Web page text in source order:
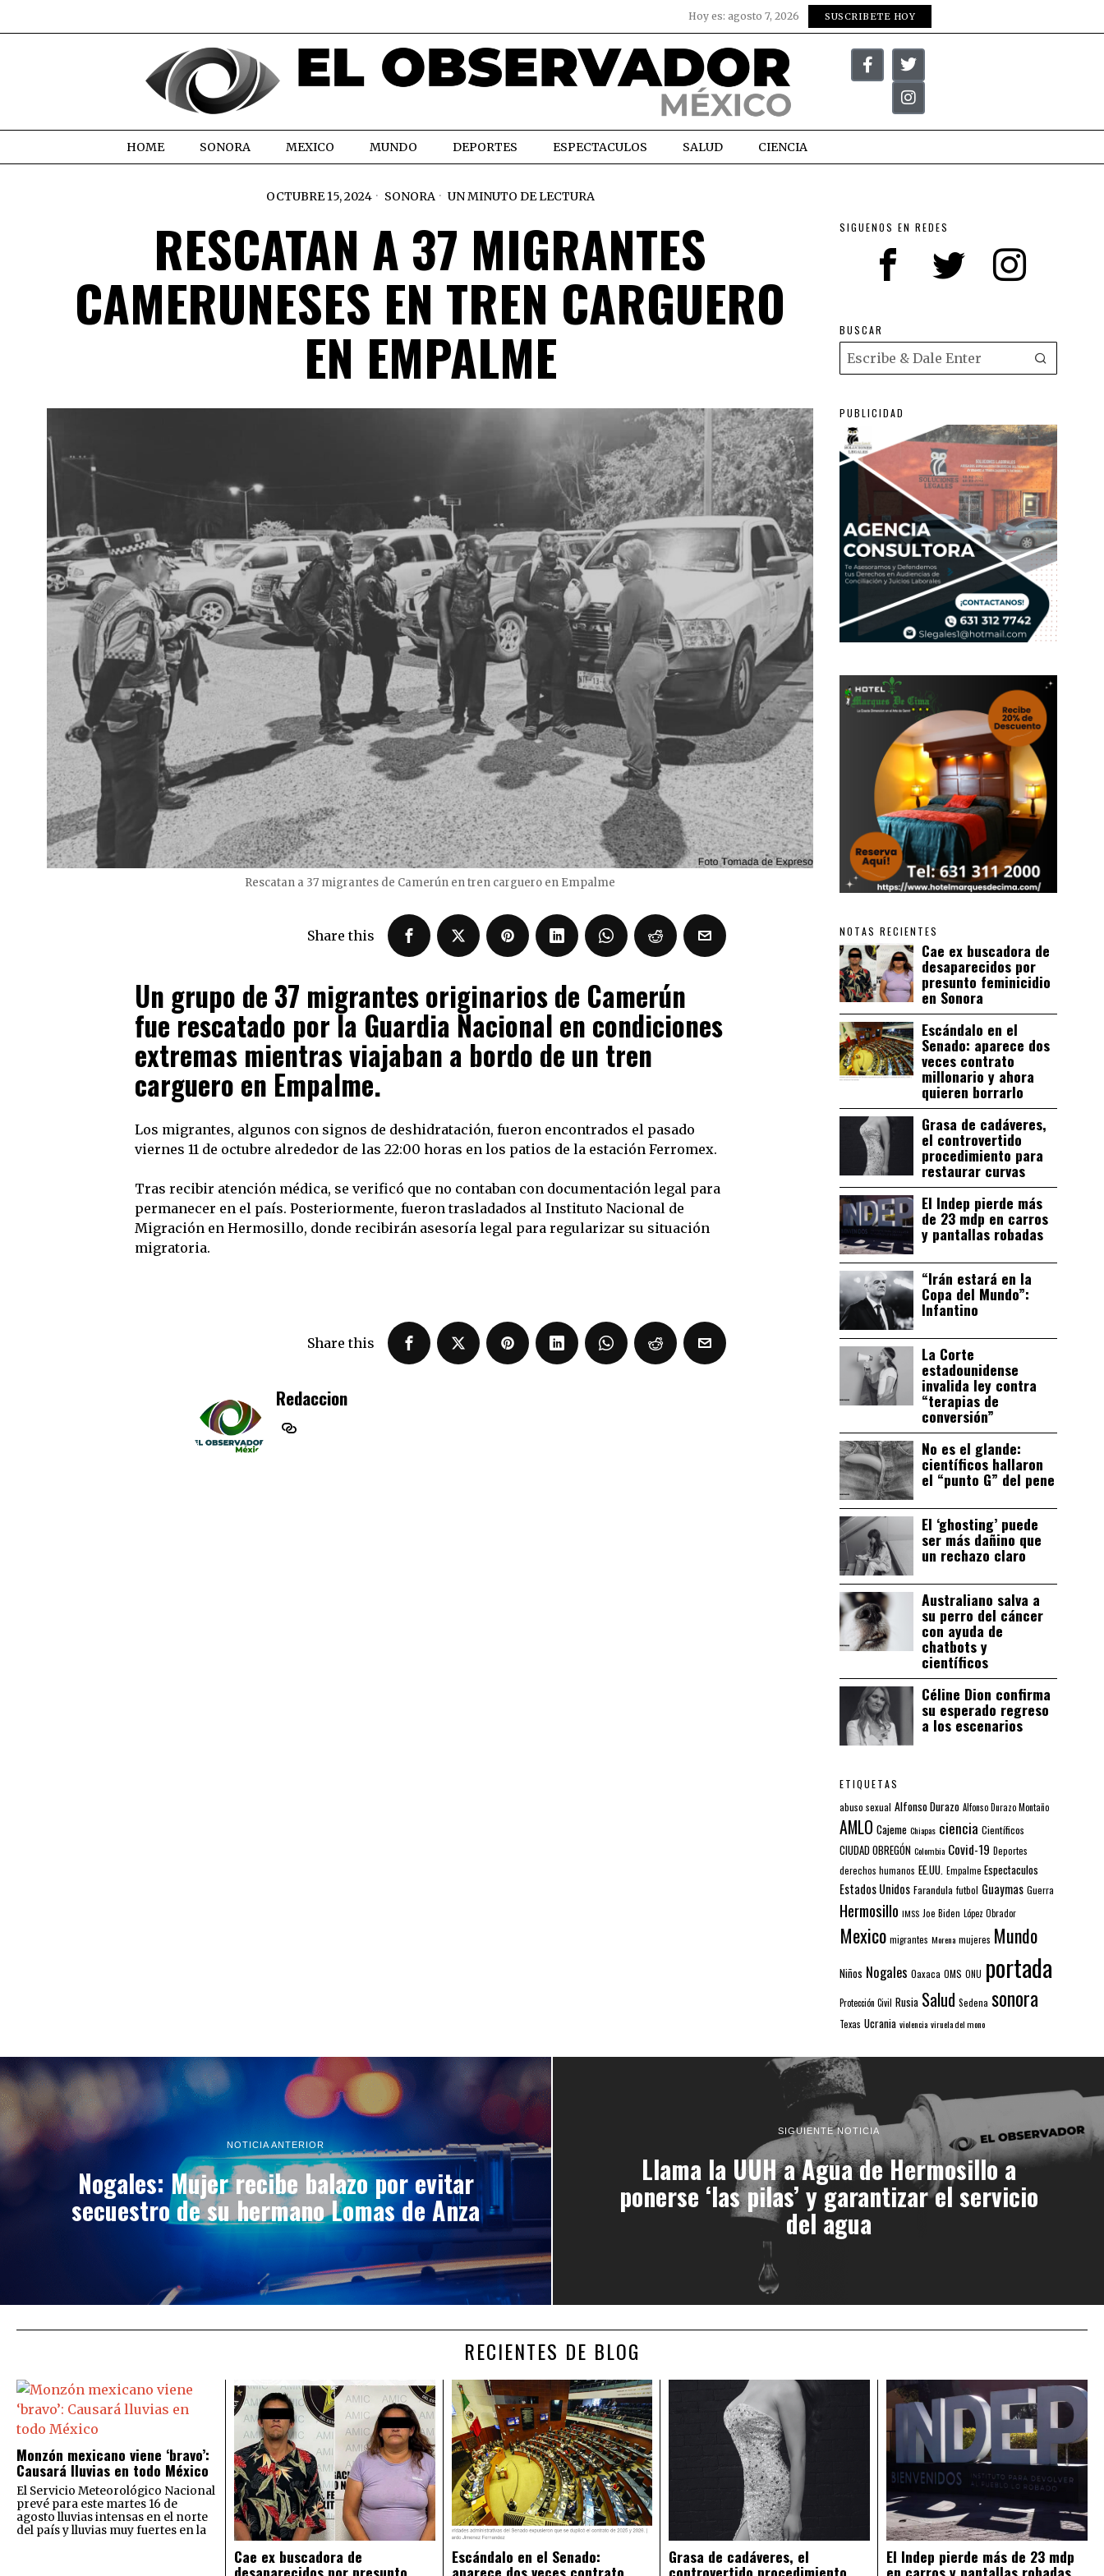
Hoy es: agosto 7, 2026 SUSCRIBETE HOY
HOME SONORA MEXICO MUNDO DEPORTES ESPECTACULOS SALUD CIENCIA
OCTUBRE 15, 2024 SONORA UN MINUTO DE LECTURA
RESCATAN A 37 MIGRANTES
CAMERUNESES EN TREN CARGUERO
EN EMPALME
Rescatan a 37 migrantes de Camerún en tren carguero en Empalme
Share this
Un grupo de 37 migrantes originarios de Camerún
fue rescatado por la Guardia Nacional en condiciones
extremas mientras viajaban a bordo de un tren
carguero en Empalme.
Los migrantes, algunos con signos de deshidratación, fueron encontrados el pasado
viernes 11 de octubre alrededor de las 22:00 horas en los patios de la estación Ferromex.
Tras recibir atención médica, se verificó que no contaban con documentación legal para
permanecer en el país. Posteriormente, fueron trasladados al Instituto Nacional de
Migración en Hermosillo, donde recibirán asesoría legal para regularizar su situación
migratoria.
Share this
Redaccion
SIGUENOS EN REDES
BUSCAR
PUBLICIDAD
NOTAS RECIENTES
Cae ex buscadora de
desaparecidos por
presunto feminicidio
en Sonora
Escándalo en el
Senado: aparece dos
veces contrato
millonario y ahora
quieren borrarlo
Grasa de cadáveres,
el controvertido
procedimiento para
restaurar curvas
El Indep pierde más
de 23 mdp en carros
y pantallas robadas
“Irán estará en la
Copa del Mundo”:
Infantino
La Corte
estadounidense
invalida ley contra
“terapias de
conversión”
No es el glande:
científicos hallaron
el “punto G” del pene
El ‘ghosting’ puede
ser más dañino que
un rechazo claro
Australiano salva a
su perro del cáncer
con ayuda de
chatbots y
científicos
Céline Dion confirma
su esperado regreso
a los escenarios
ETIQUETAS
abuso sexual Alfonso Durazo Alfonso Durazo Montaño
AMLO Cajeme Chiapas ciencia Científicos
CIUDAD OBREGÓN Colombia Covid-19 Deportes
derechos humanos EE.UU. Empalme Espectaculos
Estados Unidos Farandula futbol Guaymas Guerra
Hermosillo IMSS Joe Biden López Obrador
Mexico migrantes Morena mujeres Mundo
Niños Nogales Oaxaca OMS ONU portada
Protección Civil Rusia Salud Sedena sonora
Texas Ucrania violencia viruela del mono
NOTICIA ANTERIOR
Nogales: Mujer recibe balazo por evitar
secuestro de su hermano Lomas de Anza
SIGUIENTE NOTICIA
Llama la UUH a Agua de Hermosillo a
ponerse ‘las pilas’ y garantizar el servicio
del agua
RECIENTES DE BLOG
Monzón mexicano viene ‘bravo’:
Causará lluvias en todo México
El Servicio Meteorológico Nacional
prevé para este martes 16 de
agosto lluvias intensas en el norte
del país y lluvias muy fuertes en la
Cae ex buscadora de
desaparecidos por presunto
Escándalo en el Senado:
aparece dos veces contrato
Grasa de cadáveres, el
controvertido procedimiento
El Indep pierde más de 23 mdp
en carros y pantallas robadas